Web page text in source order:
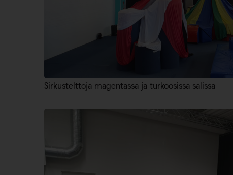
Sirkustelttoja magentassa ja turkoosissa salissa